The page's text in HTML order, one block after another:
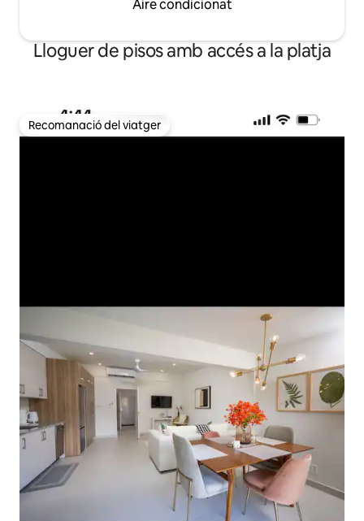
Aire condicionat
Lloguer de pisos amb accés a la platja
Recomanació del viatger
Recomanació del viatger